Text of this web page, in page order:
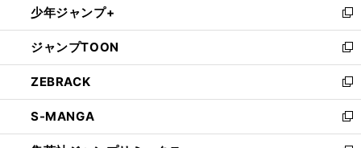
く
で
開
く
ド
ウ
で
開
く
ィ
ン
ド
ウ
で
開
く
い
ウ
ィ
ン
ド
ウ
で
開
少年ジャンプ+
新
し
い
ウ
ィ
ン
ド
ウ
ジャンプTOON
新
し
い
ウ
ィ
ン
ZEBRACK
新
し
い
ウ
S-MANGA
新
し